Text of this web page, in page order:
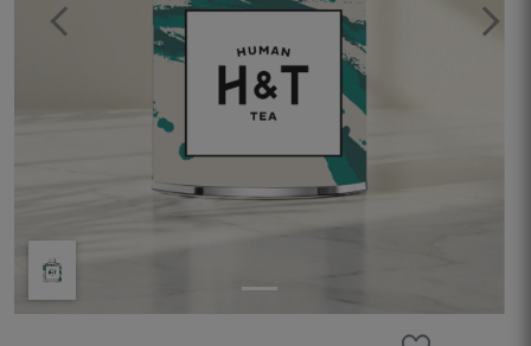
Previous Next